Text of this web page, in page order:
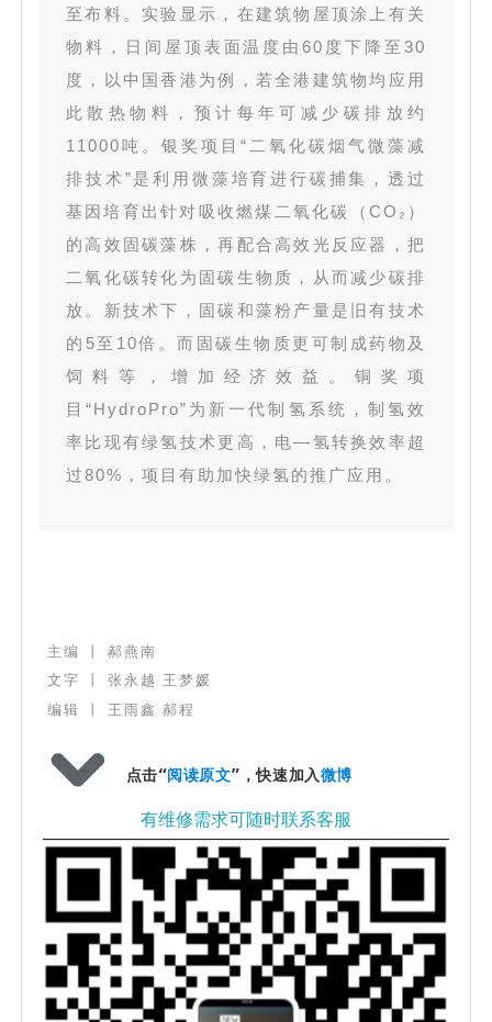
至布料。实验显示，在建筑物屋顶涂上有关
物料，日间屋顶表面温度由60度下降至30
度，以中国香港为例，若全港建筑物均应用
此散热物料，预计每年可减少碳排放约
11000吨。银奖项目“二氧化碳烟气微藻减
排技术”是利用微藻培育进行碳捕集，透过
基因培育出针对吸收燃煤二氧化碳（CO₂）
的高效固碳藻株，再配合高效光反应器，把
二氧化碳转化为固碳生物质，从而减少碳排
放。新技术下，固碳和藻粉产量是旧有技术
的5至10倍。而固碳生物质更可制成药物及
饲料等，增加经济效益。铜奖项
目“HydroPro”为新一代制氢系统，制氢效
率比现有绿氢技术更高，电—氢转换效率超
过80%，项目有助加快绿氢的推广应用。
主编 丨 郝燕南
文字
丨 张永越 王梦媛
编辑 丨 王雨鑫 郝程
点击“阅读原文”，快速加入微博
有维修需求可随时联系客服